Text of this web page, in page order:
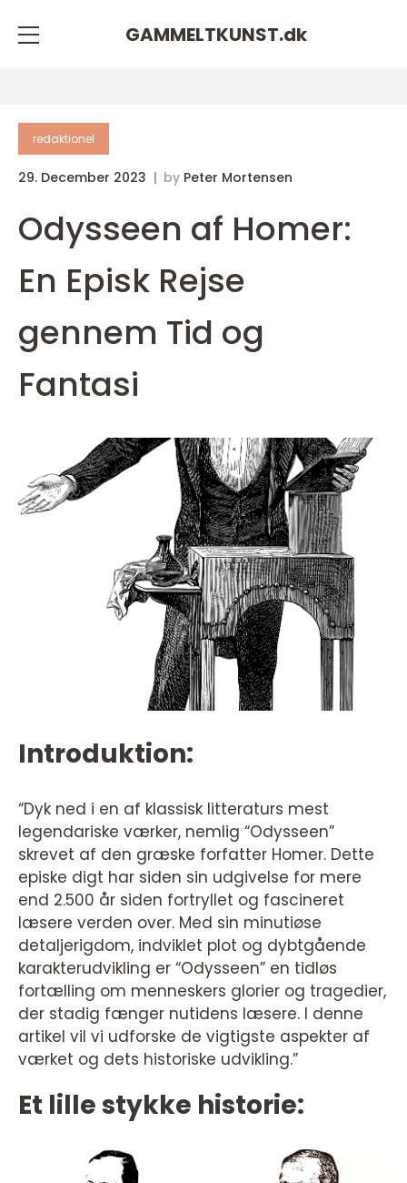
GAMMELTKUNST.dk
redaktionel
29. December 2023 by Peter Mortensen
Odysseen af Homer:
En Episk Rejse
gennem Tid og
Fantasi
Introduktion:
“Dyk ned i en af klassisk litteraturs mest
legendariske værker, nemlig “Odysseen”
skrevet af den græske forfatter Homer. Dette
episke digt har siden sin udgivelse for mere
end 2.500 år siden fortryllet og fascineret
læsere verden over. Med sin minutiøse
detaljerigdom, indviklet plot og dybtgående
karakterudvikling er “Odysseen” en tidløs
fortælling om menneskers glorier og tragedier,
der stadig fænger nutidens læsere. I denne
artikel vil vi udforske de vigtigste aspekter af
værket og dets historiske udvikling.”
Et lille stykke historie: